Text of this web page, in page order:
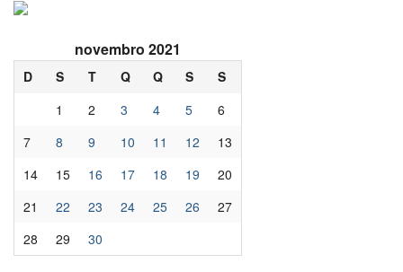
novembro 2021
D S T Q Q S
S
1
2 3 4 5
6
7
8 9 10 11 12
13
14
15 16 17 18 19
20
21
22 23 24 25 26
27
28
29 30